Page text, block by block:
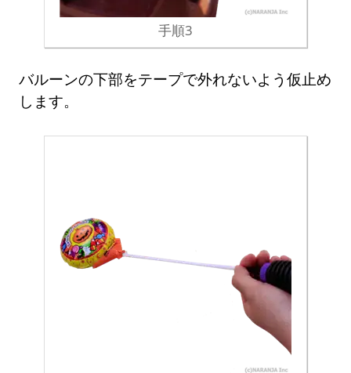
手順3
バルーンの下部をテープで外れないよう仮止め
します。